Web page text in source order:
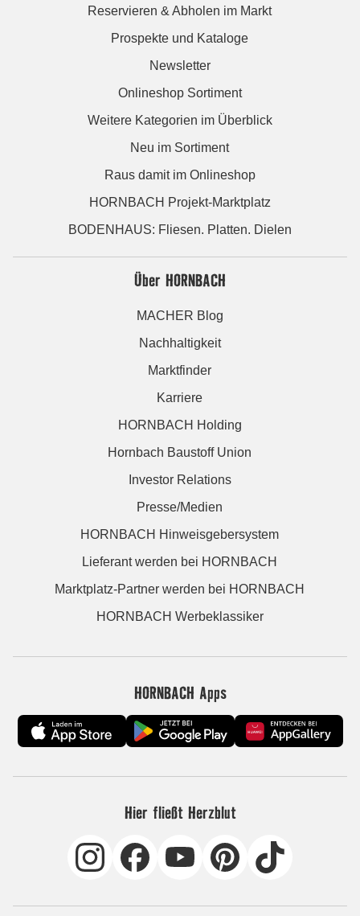
Reservieren & Abholen im Markt
Prospekte und Kataloge
Newsletter
Onlineshop Sortiment
Weitere Kategorien im Überblick
Neu im Sortiment
Raus damit im Onlineshop
HORNBACH Projekt-Marktplatz
BODENHAUS: Fliesen. Platten. Dielen
Über HORNBACH
MACHER Blog
Nachhaltigkeit
Marktfinder
Karriere
HORNBACH Holding
Hornbach Baustoff Union
Investor Relations
Presse/Medien
HORNBACH Hinweisgebersystem
Lieferant werden bei HORNBACH
Marktplatz-Partner werden bei HORNBACH
HORNBACH Werbeklassiker
HORNBACH Apps
Hier fließt Herzblut